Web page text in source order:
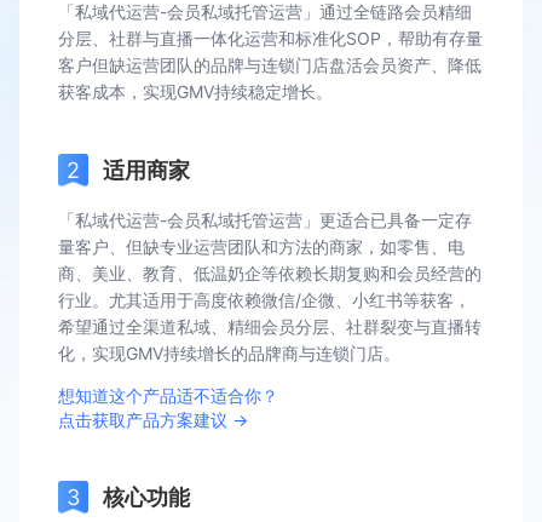
「私域代运营-会员私域托管运营」通过全链路会员精细
分层、社群与直播一体化运营和标准化SOP，帮助有存量
客户但缺运营团队的品牌与连锁门店盘活会员资产、降低
获客成本，实现GMV持续稳定增长。
适用商家
「私域代运营-会员私域托管运营」更适合已具备一定存
量客户、但缺专业运营团队和方法的商家，如零售、电
商、美业、教育、低温奶企等依赖长期复购和会员经营的
行业。尤其适用于高度依赖微信/企微、小红书等获客，
希望通过全渠道私域、精细会员分层、社群裂变与直播转
化，实现GMV持续增长的品牌商与连锁门店。
想知道这个产品适不适合你？
点击获取产品方案建议 →
核心功能